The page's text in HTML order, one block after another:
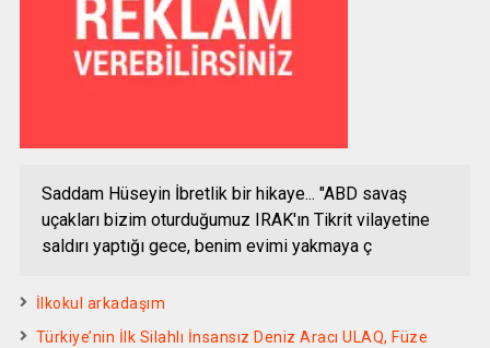
Saddam Hüseyin İbretlik bir hikaye... "ABD savaş
uçakları bizim oturduğumuz IRAK'ın Tikrit vilayetine
saldırı yaptığı gece, benim evimi yakmaya ç
İlkokul arkadaşım
Türkiye’nin İlk Silahlı İnsansız Deniz Aracı ULAQ, Füze